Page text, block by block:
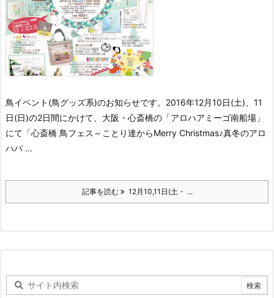
鳥イベント(鳥グッズ系)のお知らせです。 2016年12月10日(土)、11
日(日)の2日間にかけて、大阪・心斎橋の「アロハアミーゴ南船場」
にて「心斎橋 鳥フェス～ことり達からMerry Christmas♪真冬のアロ
ハパ ...
記事を読む 12月10,11日(土・ ...